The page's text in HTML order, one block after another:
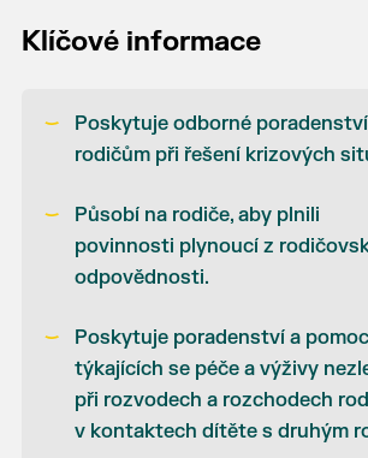
Klíčové informace
Poskytuje odborné
rodičům při řešení krizových
Působí na rodiče, aby plnili
povinnosti plynoucí z
odpovědnosti.
Poskytuje poradenství a
týkajících se péče a výživy
při rozvodech a rozchodech
v kontaktech dítěte s druhým